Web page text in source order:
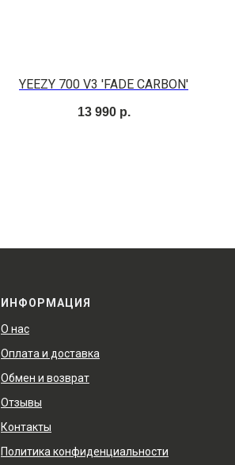
YEEZY 700 V3 'FADE CARBON'
13 990 р.
ИНФОРМАЦИЯ
О нас
Оплата и доставка
Обмен и возврат
Отзывы
Контакты
Политика конфиденциальности